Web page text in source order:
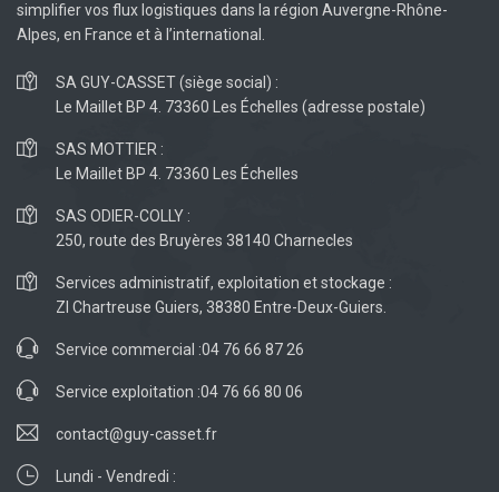
simplifier vos flux logistiques dans la région Auvergne-Rhône-
Alpes, en France et à l’international.
SA GUY-CASSET (siège social) :
Le Maillet BP 4. 73360 Les Échelles (adresse postale)
SAS MOTTIER :
Le Maillet BP 4. 73360 Les Échelles
SAS ODIER-COLLY :
250, route des Bruyères 38140 Charnecles
Services administratif, exploitation et stockage :
ZI Chartreuse Guiers, 38380 Entre-Deux-Guiers.
Service commercial :04 76 66 87 26
Service exploitation :04 76 66 80 06
contact@guy-casset.fr
Lundi - Vendredi :